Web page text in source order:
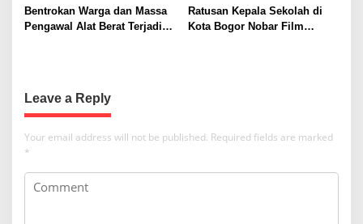
t
i
Bentrokan Warga dan Massa
Pengawal Alat Berat Terjadi di
Ratusan Kepala Sekolah di
Kota Bogor Nobar Film
Leave a Reply
Your email address will not be published. Required fields are marked
*